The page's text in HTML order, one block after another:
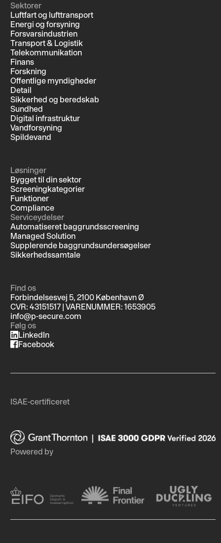
Sektorer
Luftfart og lufttransport
Energi og forsyning
Forsvarsindustrien
Transport & Logistik
Telekommunikation
Finans
Forskning
Offentlige myndigheder
Detail
Sikkerhed og beredskab
Sundhed
Digital infrastruktur
Vandforsyning
Spildevand
Løsninger
Bygget til din sektor
Screeningkategorier
Funktioner
Compliance
Serviceydelser
Automatiseret baggrundsscreening
Managed Solution
Supplerende baggrundsundersøgelser
Sikkerhedssamtale
Find os
Forbindelsesvej 5, 2100 København Ø
CVR: 43151517 | VARENUMMER: 1653905
info@p-secure.com
Følg os
LinkedIn
Facebook
ISAE-certificeret
Powered by